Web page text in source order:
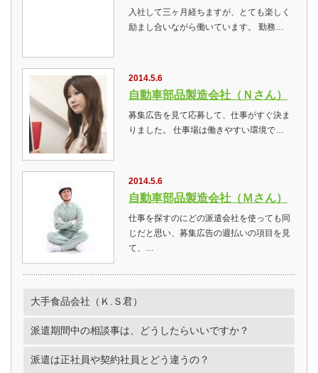
入社して三ヶ月経ちますが、とても楽しく
励まし合いながら働いています。 勤務…
2014.5.6
自動車部品製造会社（Ｎさん）
募集広告を見て応募して、仕事がすぐ決ま
りました。 仕事場は働きやすい環境で…
2014.5.6
自動車部品製造会社（Ｍさん）
仕事を探すのにどの派遣会社を使っても同
じだと思い、募集広告の週払いの項目を見
て、…
大手食品会社（Ｋ.Ｓ君）
派遣期間中の相談事は、どうしたらいいですか？
派遣は正社員や契約社員とどう違うの？